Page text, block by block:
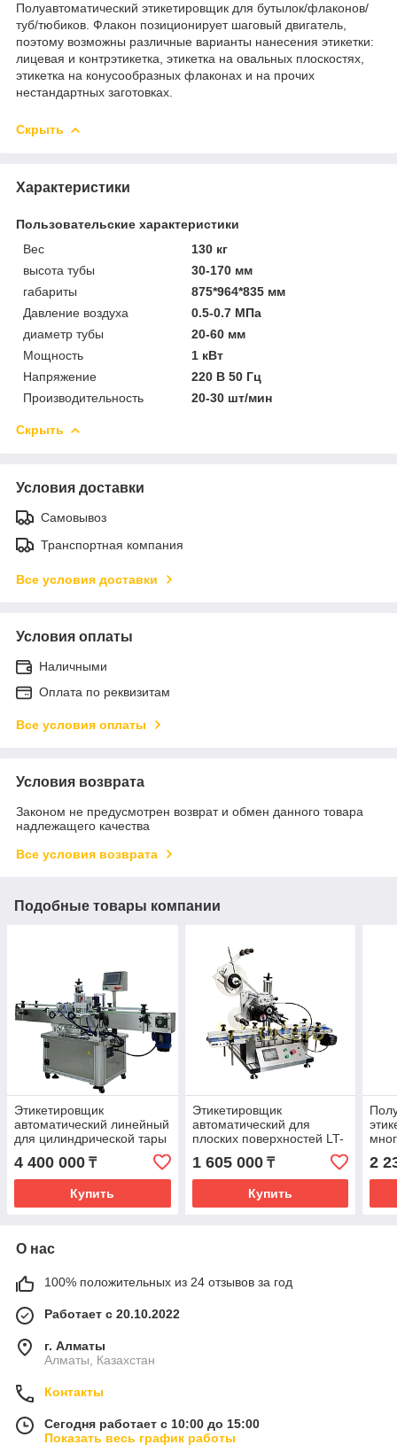
Полуавтоматический этикетировщик для бутылок/флаконов/
туб/тюбиков. Флакон позиционирует шаговый двигатель,
поэтому возможны различные варианты нанесения этикетки:
лицевая и контрэтикетка, этикетка на овальных плоскостях,
этикетка на конусообразных флаконах и на прочих
нестандартных заготовках.
Скрыть
Характеристики
Пользовательские характеристики
Вес
130 кг
высота тубы
30-170 мм
габариты
875*964*835 мм
Давление воздуха
0.5-0.7 МПа
диаметр тубы
20-60 мм
Мощность
1 кВт
Напряжение
220 В 50 Гц
Производительность
20-30 шт/мин
Скрыть
Условия доставки
Самовывоз
Транспортная компания
Все условия доставки
Условия оплаты
Наличными
Оплата по реквизитам
Все условия оплаты
Условия возврата
Законом не предусмотрен возврат и обмен данного товара
надлежащего качества
Все условия возврата
Подобные товары компании
Этикетировщик
автоматический линейный
для цилиндрической тары
4 400 000 ₸
Купить
Этикетировщик
автоматический для
плоских поверхностей LT-
1 605 000₸
Купить
2
О нас
100% положительных из 24 отзывов за год
Работает с 20.10.2022
г. Алматы
Алматы, Казахстан
Контакты
Сегодня работает с 10:00 до 15:00
Показать весь график работы